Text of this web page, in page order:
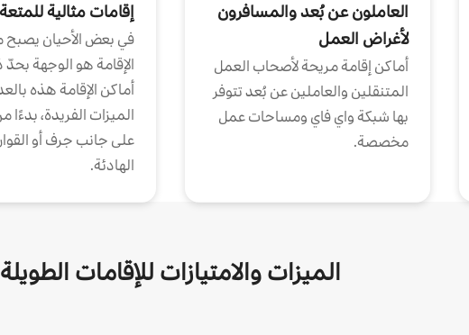
العاملون عن بُعد والمسافرون
لأغراض العمل
أماكن إقامة مريحة لأصحاب العمل
المتنقلين والعاملين عن بُعد تتوفر
بها شبكة واي فاي ومساحات عمل
مخصصة.
إقامات مثالية
في بعض الأحيان يصبح
الإقامة هو الوجهة
أماكن الإقامة هذه
الميزات الفريدة، بدءًا
على جانب جرف أو
الهادئة.
الميزات والامتيازات للإقامات الطويلة